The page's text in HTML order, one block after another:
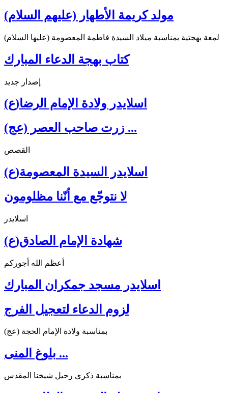
مولد كريمة الأطهار (عليهم السلام)
لمعة بهجتية بمناسبة ميلاد السيدة فاطمة المعصومة (عليها السلام)
كتاب بهجة الدعاء المبارك
إصدار جديد
اسلايدر ولادة الإمام الرضا(ع)
زرت صاحب العصر (عج) ...
القصص
اسلايدر السيدة المعصومة(ع)
لا نتوجّع مع أنّنا مظلومون
اسلايدر
شهادة الإمام الصادق(ع)
أعظم الله أجوركم
اسلايدر مسجد جمكران المبارك
لزوم الدعاء لتعجيل الفرج
بمناسبة ولادة الإمام الحجة (عج)
بلوغ المنى ...
بمناسبة ذكرى رحيل شيخنا المقدس